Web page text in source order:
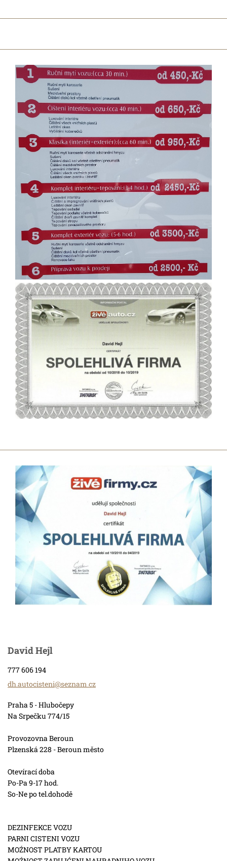
David Hejl
777 606 194
dh.autocisteni@seznam.cz
Praha 5 - Hlubočepy
Na Srpečku 774/15
Provozovna Beroun
Plzenská 228 - Beroun město
Otevírací doba
Po-Pa 9-17 hod.
So-Ne po tel.dohodě
DEZINFEKCE VOZU
PARNI CISTENI VOZU
MOŹNOST PLATBY KARTOU